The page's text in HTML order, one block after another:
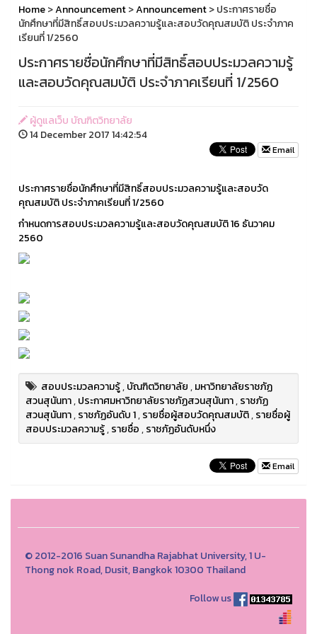
Home>Announcement>Announcement> ประกาศรายชื่อ
นักศึกษาที่มีสิทธิ์สอบประมวลความรู้และสอบวัดคุณสมบัติ ประจำภาค
เรียนที่ 1/2560
ประกาศรายชื่อนักศึกษาที่มีสิทธิ์สอบประมวลความรู้
และสอบวัดคุณสมบัติ ประจำภาคเรียนที่ 1/2560
ผู้ดูแลเว็บ บัณฑิตวิทยาลัย
14 December 2017 14:42:54
Email
ประกาศรายชื่อนักศึกษาที่มีสิทธิ์สอบประมวลความรู้และสอบวัด
คุณสมบัติ ประจำภาคเรียนที่ 1/2560
กำหนดการสอบประมวลความรู้และสอบวัดคุณสมบัติ 16 ธันวาคม
2560
สอบประมวลความรู้,บัณฑิตวิทยาลัย,มหาวิทยาลัยราชภัฏ
สวนสุนันทา,ประกาศมหาวิทยาลัยราชภัฏสวนสุนันทา,ราชภัฏ
สวนสุนันทา,ราชภัฏอันดับ 1,รายชื่อผู้สอบวัดคุณสมบัติ,รายชื่อผู้
สอบประมวลความรู้,รายชื่อ,ราชภัฏอันดับหนึ่ง
Email
© 2012-2016 Suan Sunandha Rajabhat University, 1 U-
Thong nok Road, Dusit, Bangkok 10300 Thailand
Follow us